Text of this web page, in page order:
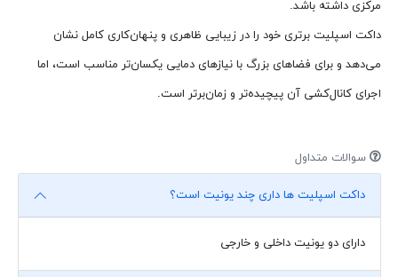
مرکزی داشته باشد.
داکت اسپلیت برتری خود را در زیبایی ظاهری و پنهان‌کاری کامل نشان
می‌دهد و برای فضاهای بزرگ با نیازهای دمایی یکسان‌تر مناسب است، اما
اجرای کانال‌کشی آن پیچیده‌تر و زمان‌برتر است.
سوالات متداول
داکت اسپلیت ها داری چند یونیت است؟
دارای دو یونیت داخلی و خارجی